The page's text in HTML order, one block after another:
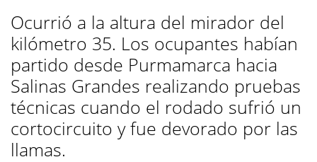
Ocurrió a la altura del mirador del
kilómetro 35. Los ocupantes habían
partido desde Purmamarca hacia
Salinas Grandes realizando pruebas
técnicas cuando el rodado sufrió un
cortocircuito y fue devorado por las
llamas.